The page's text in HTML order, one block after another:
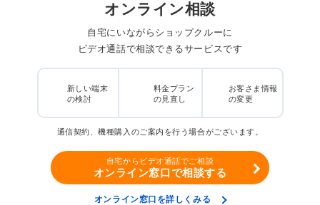
オンライン相談
自宅にいながらショップクルーに
ビデオ通話で相談できるサービスです
新しい端末
の検討
料金プラン
の見直し
お客さま情報
の変更
通信契約、機種購入のご案内を行う場合がございます。
自宅からビデオ通話でご相談
オンライン窓口で相談する
オンライン窓口を詳しくみる